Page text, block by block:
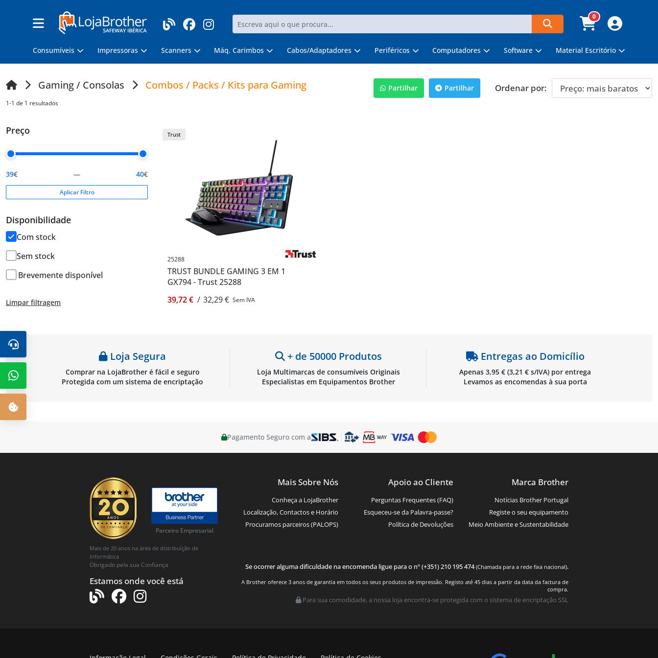
0
Consumíveis Impressoras Scanners Máq. Carimbos Cabos/Adaptadores Periféricos Computadores Software Material Escritório
Gaming / Consolas Combos / Packs / Kits para Gaming
1-1 de 1 resultados
Partilhar Partilhar Ordenar por:
Preço
39€ — 40€
Aplicar Filtro
Disponibilidade
Com stock
Sem stock
Brevemente disponível
Limpar filtragem
Trust
25288
TRUST BUNDLE GAMING 3 EM 1
GX794 - Trust 25288
39,72 € / 32,29 € Sem IVA
Loja Segura
Comprar na LojaBrother é fácil e seguro
Protegida com um sistema de encriptação
+ de 50000 Produtos
Loja Multimarcas de consumíveis Originais
Especialistas em Equipamentos Brother
Entregas ao Domicílio
Apenas 3,95 € (3,21 € s/IVA) por entrega
Levamos as encomendas à sua porta
Pagamento Seguro com a
Parceiro Empresarial
Mais de 20 anos na área de distribuíção de
Informática
Obrigado pela sua Confiança
Estamos onde você está
Mais Sobre Nós
Conheça a LojaBrother
Localização, Contactos e Horário
Procuramos parceiros (PALOPS)
Apoio ao Cliente
Perguntas Frequentes (FAQ)
Esqueceu-se da Palavra-passe?
Política de Devoluções
Marca Brother
Notícias Brother Portugal
Registe o seu equipamento
Meio Ambiente e Sustentabilidade
Se ocorrer alguma dificuldade na encomenda ligue para o nº (+351) 210 195 474(Chamada para a rede fixa nacional).
A Brother oferece 3 anos de garantia em todos os seus produtos de impressão. Registo até 45 dias a partir da data da factura de
compra.
Para sua comodidade, a nossa loja encontra-se protegida com o sistema de encriptação SSL